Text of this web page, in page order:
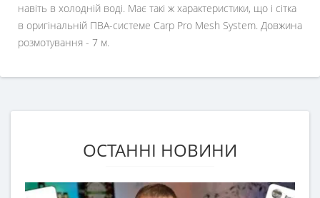
навіть в холодній воді. Має такі ж характеристики, що і сітка
в оригінальній ПВА-системе Carp Pro Mesh System. Довжина
розмотування - 7 м.
ОСТАННІ НОВИНИ